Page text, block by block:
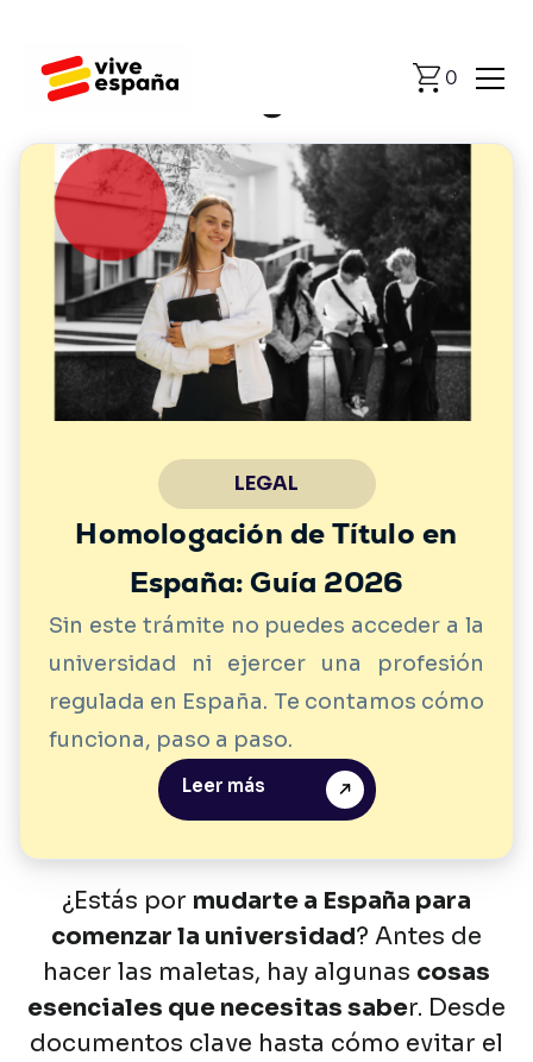
0
LEGAL
Homologación de Título en
España: Guía 2026
Sin este trámite no puedes acceder a la
universidad ni ejercer una profesión
regulada en España. Te contamos cómo
funciona, paso a paso.
Leer más
¿Estás por mudarte a España para
comenzar la universidad? Antes de
hacer las maletas, hay algunas cosas
esenciales que necesitas saber. Desde
documentos clave hasta cómo evitar el